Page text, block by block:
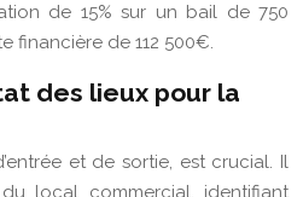
de 15% sur un bail de 750
financière de 112 500€.
des lieux pour la
et de sortie, est crucial. Il
local commercial, identifiant